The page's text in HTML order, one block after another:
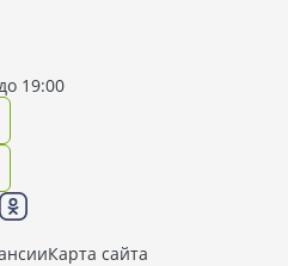
19:00
Карта сайта